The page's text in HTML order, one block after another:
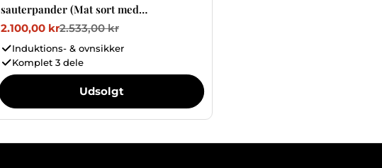
sauterpander (Mat sort med
messingdetaljer)
Tilbudspris
2.100,00 kr
Normalpris2.533,00 kr
Induktions- & ovnsikker
Komplet 3 dele
Udsolgt